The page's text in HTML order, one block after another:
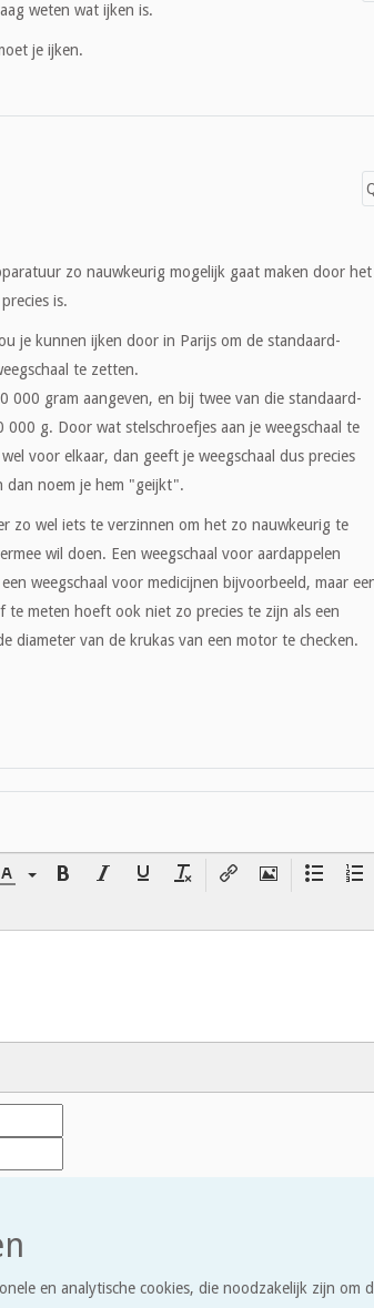
weten wat ijken is.
je ijken.
zo nauwkeurig mogelijk gaat maken door het
is.
je kunnen ijken door in Parijs om de standaard-
te zetten.
000 gram aangeven, en bij twee van die standaard-
000 g. Door wat stelschroefjes aan je weegschaal te
voor elkaar, dan geeft je weegschaal dus precies
dan noem je hem "geijkt".
zo wel iets te verzinnen om het zo nauwkeurig te
wil doen. Een weegschaal voor aardappelen
weegschaal voor medicijnen bijvoorbeeld, maar
te meten hoeft ook niet zo precies te zijn als een
diameter van de krukas van een motor te checken.
en analytische cookies, die noodzakelijk zijn